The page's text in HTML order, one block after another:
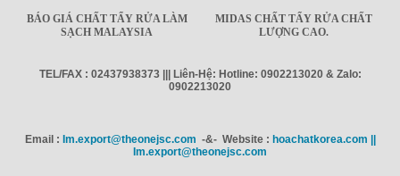
BÁO GIÁ CHẤT TẨY RỬA LÀM
SẠCH MALAYSIA
MIDAS CHẤT TẨY RỬA CHẤT
LƯỢNG CAO.
TEL/FAX : 02437938373 ||| Liên-Hệ: Hotline: 0902213020 & Zalo:
0902213020
Email : Im.export@theonejsc.com -&- Website : hoachatkorea.com ||
Im.export@theonejsc.com